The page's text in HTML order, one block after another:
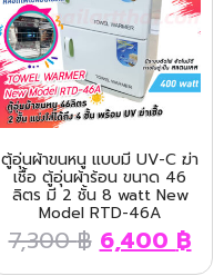
ตู้อุ่นผ้าขนหนู แบบมี UV-C ฆ่า
เชื้อ ตู้อุ่นผ้าร้อน ขนาด 46
ลิตร มี 2 ชั้น 8 watt New
Model RTD-46A
7,300฿ 6,400฿